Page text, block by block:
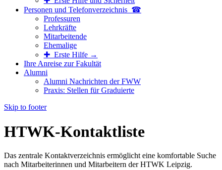
Personen und Telefon­verzeichnis ☎
Professuren
Lehrkräfte
Mitarbeitende
Ehemalige
✚ Erste Hilfe →
Ihre Anreise zur Fakultät
Alumni
Alumni Nachrichten der FWW
Praxis: Stellen für Graduierte
Skip to footer
HTWK-Kontaktliste
Das zentrale Kontaktverzeichnis ermöglicht eine komfortable Suche
nach Mitarbeiterinnen und Mitarbeitern der HTWK Leipzig.